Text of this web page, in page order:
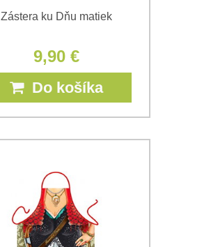
Zástera ku Dňu matiek
9,90 €
Do košíka